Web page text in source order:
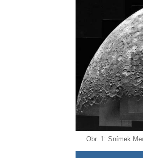
Obr. 1: Snímek